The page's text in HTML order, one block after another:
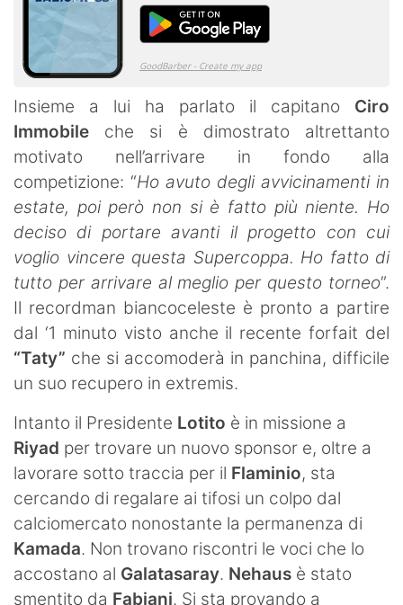
Insieme a lui ha parlato il capitano Ciro
Immobile che si è dimostrato altrettanto
motivato nell’arrivare in fondo alla
competizione: “Ho avuto degli avvicinamenti in
estate, poi però non si è fatto più niente. Ho
deciso di portare avanti il progetto con cui
voglio vincere questa Supercoppa. Ho fatto di
tutto per arrivare al meglio per questo torneo”.
Il recordman biancoceleste è pronto a partire
dal ‘1 minuto visto anche il recente forfait del
“Taty” che si accomoderà in panchina, difficile
un suo recupero in extremis.
Intanto il Presidente Lotito è in missione a
Riyad per trovare un nuovo sponsor e, oltre a
lavorare sotto traccia per il Flaminio, sta
cercando di regalare ai tifosi un colpo dal
calciomercato nonostante la permanenza di
Kamada. Non trovano riscontri le voci che lo
accostano al Galatasaray. Nehaus è stato
smentito da Fabiani. Si sta provando a